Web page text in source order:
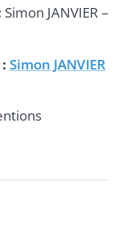
Simon JANVIER –
Simon JANVIER